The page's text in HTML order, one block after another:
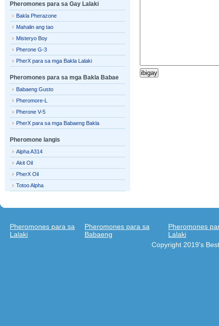
Pheromones para sa Gay Lalaki
Bakla Pherazone
Mahalin ang tao
Misteryo Boy
Pherone G-3
PherX para sa mga Bakla Lalaki
Pheromones para sa mga Bakla Babae
Babaeng Gusto
Pheromore-L
Pherone V-5
PherX para sa mga Babaeng Bakla
Pheromone langis
Alpha A314
Akit Oil
PherX Oil
Totoo Alpha
Pheromones para sa
Lalaki
Pheromones para sa
Babaeng
Pheromones
Lalaki
Copyright 2019's